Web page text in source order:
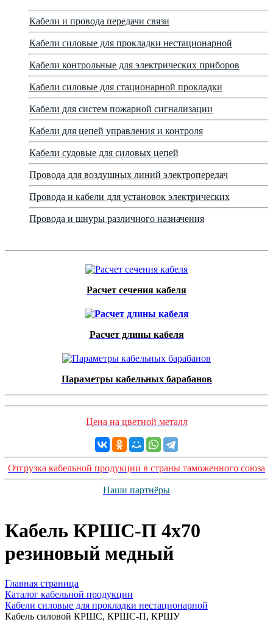
Кабели и провода передачи связи
Кабели силовые для прокладки нестационарной
Кабели контрольные для электрических приборов
Кабели силовые для стационарной прокладки
Кабели для систем пожарной сигнализации
Кабели для цепей управления и контроля
Кабели судовые для силовых цепей
Провода для воздушных линий электропередач
Провода и кабели для установок электрических
Провода и шнуры различного назначения
Расчет сечения кабеля
Расчет длины кабеля
Параметры кабельных барабанов
Цена на цветной металл
Отгрузка кабельной продукции в страны таможенного союза
Наши партнёры
Кабель КРШС-П 4x70
резиновый медный
Главная страница
Каталог кабельной продукции
Кабели силовые для прокладки нестационарной
Кабель силовой КРШС, КРШС-П, КРШУ